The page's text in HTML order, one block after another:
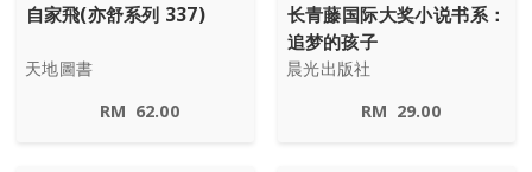
自家飛(亦舒系列 337)
天地圖書
RM 62.00
长青藤国际大奖小说书系：
追梦的孩子
晨光出版社
RM 29.00